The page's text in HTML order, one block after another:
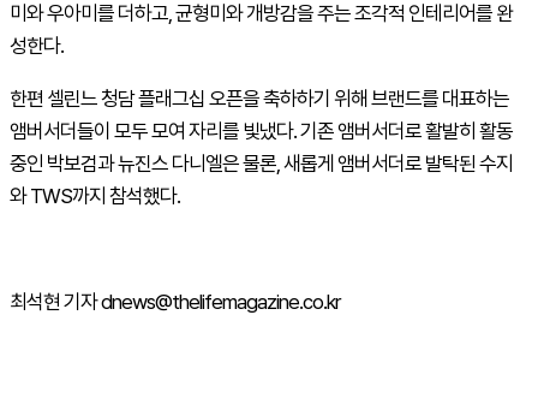
미와 우아미를 더하고, 균형미와 개방감을 주는 조각적 인테리어를 완
성한다.
한편 셀린느 청담 플래그십 오픈을 축하하기 위해 브랜드를 대표하는
앰버서더들이 모두 모여 자리를 빛냈다. 기존 앰버서더로 활발히 활동
중인 박보검과 뉴진스 다니엘은 물론, 새롭게 앰버서더로 발탁된 수지
와 TWS까지 참석했다.
최석현 기자 dnews@thelifemagazine.co.kr